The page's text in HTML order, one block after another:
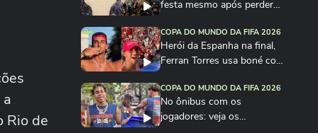
Rio de
festa mesmo após perder
COPA DO MUNDO DA FIFA 2026
Herói da Espanha na final,
Ferran Torres usa boné com
COPA DO MUNDO DA FIFA 2026
No ônibus com os
jogadores: veja os